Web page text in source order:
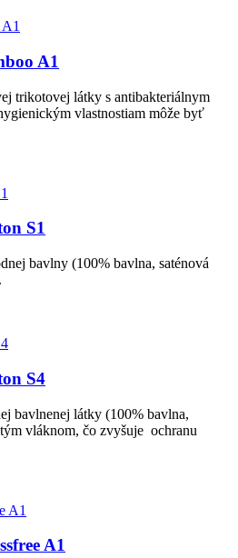
A1
trikotovej látky s antibakteriálnym
vlastnostiam môže byť
S1
bavlny (100% bavlna, saténová
S4
bavlnenej látky (100% bavlna,
vláknom, čo zvyšuje ochranu
A1